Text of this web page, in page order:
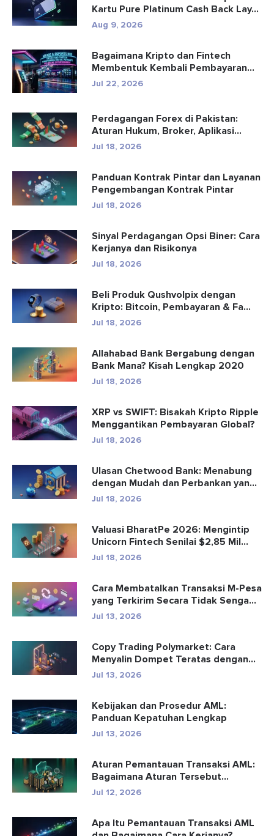
Kartu Pure Platinum Cash Back Lay...
Aug 9, 2026
Bagaimana Kripto dan Fintech
Membentuk Kembali Pembayaran
dan Hibu...
Jul 22, 2026
Perdagangan Forex di Pakistan:
Aturan Hukum, Broker, Aplikasi
Perd...
Jul 18, 2026
Panduan Kontrak Pintar dan Layanan
Pengembangan Kontrak Pintar
Jul 18, 2026
Sinyal Perdagangan Opsi Biner: Cara
Kerjanya dan Risikonya
Jul 18, 2026
Beli Produk Qushvolpix dengan
Kripto: Bitcoin, Pembayaran & Fa...
Jul 18, 2026
Allahabad Bank Bergabung dengan
Bank Mana? Kisah Lengkap 2020
Jul 18, 2026
XRP vs SWIFT: Bisakah Kripto Ripple
Menggantikan Pembayaran Global?
Jul 18, 2026
Ulasan Chetwood Bank: Menabung
dengan Mudah dan Perbankan yang
Aman
Jul 18, 2026
Valuasi BharatPe 2026: Mengintip
Unicorn Fintech Senilai $2,85 Mil...
Jul 18, 2026
Cara Membatalkan Transaksi M-Pesa
yang Terkirim Secara Tidak Senga...
Jul 13, 2026
Copy Trading Polymarket: Cara
Menyalin Dompet Teratas dengan
Aman
Jul 13, 2026
Kebijakan dan Prosedur AML:
Panduan Kepatuhan Lengkap
Jul 13, 2026
Aturan Pemantauan Transaksi AML:
Bagaimana Aturan Tersebut
Mendete...
Jul 12, 2026
Apa Itu Pemantauan Transaksi AML